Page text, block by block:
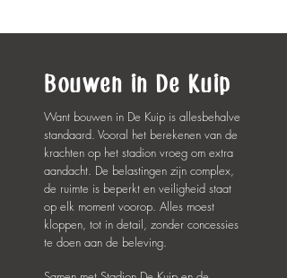
Bouwen in De Kuip
Want bouwen in De Kuip is allesbehalve
standaard. Vooral het berekenen van de
krachten op het stadion vroeg om extra
aandacht. De belastingen zijn complex,
de ruimte is beperkt en veiligheid staat
op elk moment voorop. Alles moest
kloppen, tot in detail, zonder concessies
te doen aan de beleving.